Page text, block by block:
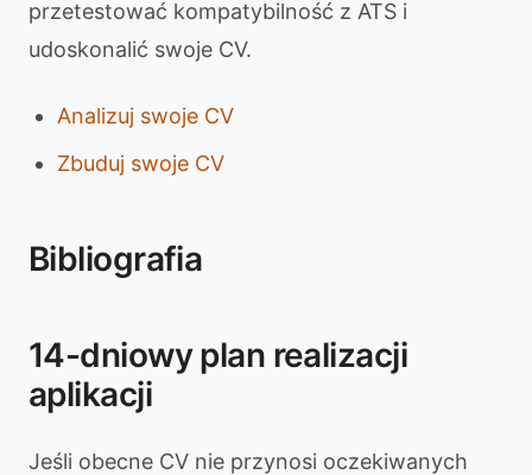
przetestować kompatybilność z ATS i
udoskonalić swoje CV.
Analizuj swoje CV
Zbuduj swoje CV
Bibliografia
14-dniowy plan realizacji
aplikacji
Jeśli obecne CV nie przynosi oczekiwanych